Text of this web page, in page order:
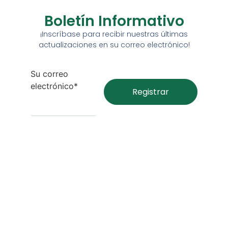
Boletín Informativo
¡Inscríbase para recibir nuestras últimas
actualizaciones en su correo electrónico!
Su correo
electrónico*